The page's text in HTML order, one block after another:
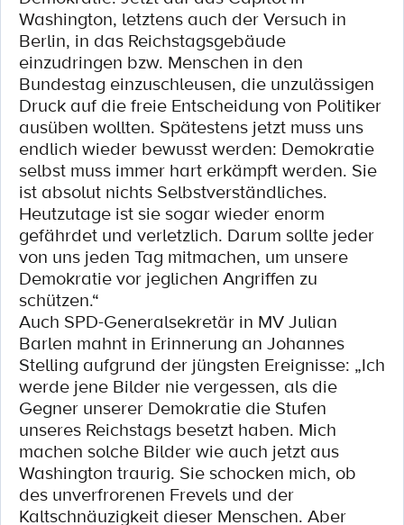
Washington, letztens auch der Versuch in
Berlin, in das Reichstagsgebäude
einzudringen bzw. Menschen in den
Bundestag einzuschleusen, die unzulässigen
Druck auf die freie Entscheidung von Politiker
ausüben wollten. Spätestens jetzt muss uns
endlich wieder bewusst werden: Demokratie
selbst muss immer hart erkämpft werden. Sie
ist absolut nichts Selbstverständliches.
Heutzutage ist sie sogar wieder enorm
gefährdet und verletzlich. Darum sollte jeder
von uns jeden Tag mitmachen, um unsere
Demokratie vor jeglichen Angriffen zu
schützen.“
Auch SPD-Generalsekretär in MV Julian
Barlen mahnt in Erinnerung an Johannes
Stelling aufgrund der jüngsten Ereignisse: „Ich
werde jene Bilder nie vergessen, als die
Gegner unserer Demokratie die Stufen
unseres Reichstags besetzt haben. Mich
machen solche Bilder wie auch jetzt aus
Washington traurig. Sie schocken mich, ob
des unverfrorenen Frevels und der
Kaltschnäuzigkeit dieser Menschen. Aber